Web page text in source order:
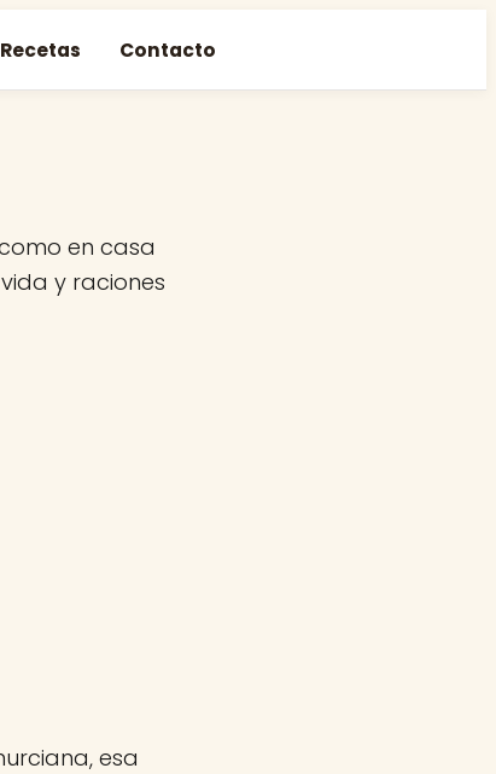
Recetas Contacto
en casa
y raciones
esa